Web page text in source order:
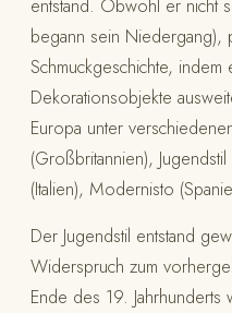
entstand. Obwohl er nicht
begann sein Niedergang),
Schmuckgeschichte, indem
Dekorationsobjekte
Europa unter
(Großbritannien),
(Italien), Modernisto
Der Jugendstil entstand
Widerspruch zum
Ende des 19. Jahrhunderts